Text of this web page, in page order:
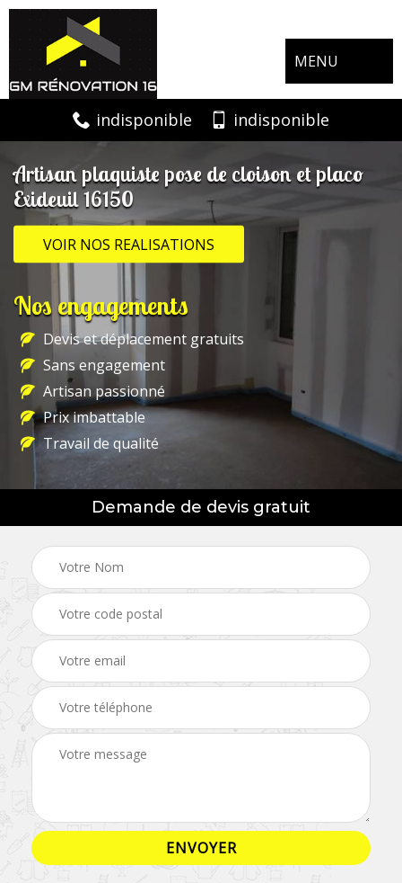
MENU
indisponible indisponible
Artisan plaquiste pose de cloison et placo
Exideuil 16150
VOIR NOS REALISATIONS
Nos engagements
Devis et déplacement gratuits
Sans engagement
Artisan passionné
Prix imbattable
Travail de qualité
Demande de devis gratuit